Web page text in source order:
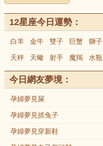
12星座今日運勢：
白羊 金牛 雙子 巨蟹 獅子
天秤 天蠍 射手 魔羯 水瓶
今日網友夢境：
孕婦夢見屎
孕婦夢見抓兔子
孕婦夢見穿新鞋